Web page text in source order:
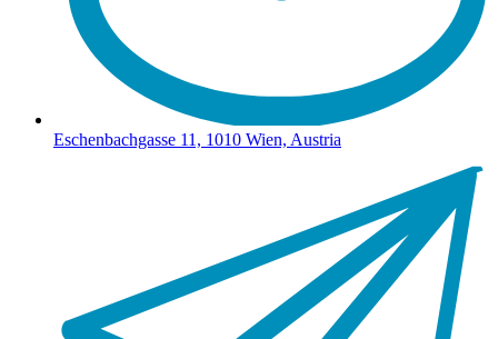
Eschenbachgasse 11, 1010 Wien, Austria